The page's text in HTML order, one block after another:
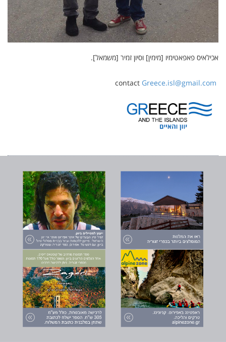
אכילאיס פאפאטימיו [מימין] וסיון זמיר [משמאל].
Greece.isl@gmail.com